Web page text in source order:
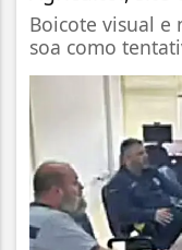
Boicote visual e
soa como